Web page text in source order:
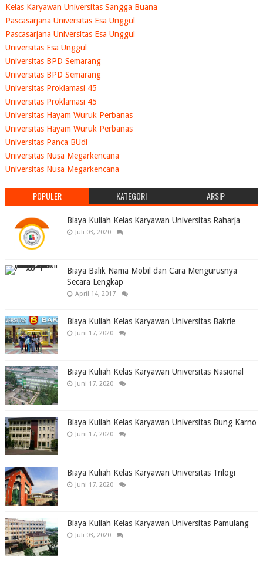
Kelas Karyawan Universitas Sangga Buana
Pascasarjana Universitas Esa Unggul
Pascasarjana Universitas Esa Unggul
Universitas Esa Unggul
Universitas BPD Semarang
Universitas BPD Semarang
Universitas Proklamasi 45
Universitas Proklamasi 45
Universitas Hayam Wuruk Perbanas
Universitas Hayam Wuruk Perbanas
Universitas Panca BUdi
Universitas Nusa Megarkencana
Universitas Nusa Megarkencana
POPULER KATEGORI ARSIP
Biaya Kuliah Kelas Karyawan Universitas Raharja
Juli 03, 2020
Biaya Balik Nama Mobil dan Cara Mengurusnya
Secara Lengkap
April 14, 2017
Biaya Kuliah Kelas Karyawan Universitas Bakrie
Juni 17, 2020
Biaya Kuliah Kelas Karyawan Universitas Nasional
Juni 17, 2020
Biaya Kuliah Kelas Karyawan Universitas Bung Karno
Juni 17, 2020
Biaya Kuliah Kelas Karyawan Universitas Trilogi
Juni 17, 2020
Biaya Kuliah Kelas Karyawan Universitas Pamulang
Juli 03, 2020